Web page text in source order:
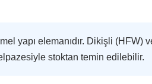
yapı elemanıdır. Dikişli
stoktan temin edilebilir.